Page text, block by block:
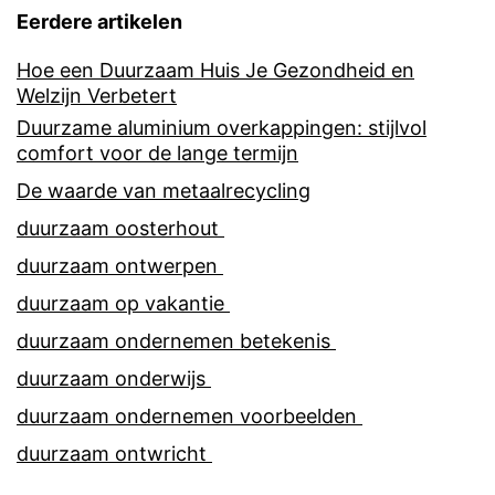
Eerdere artikelen
Hoe een Duurzaam Huis Je Gezondheid en
Welzijn Verbetert
Duurzame aluminium overkappingen: stijlvol
comfort voor de lange termijn
De waarde van metaalrecycling
duurzaam oosterhout
duurzaam ontwerpen
duurzaam op vakantie
duurzaam ondernemen betekenis
duurzaam onderwijs
duurzaam ondernemen voorbeelden
duurzaam ontwricht